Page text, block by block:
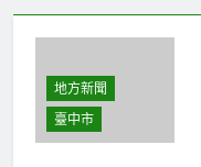
地方新聞
臺中市